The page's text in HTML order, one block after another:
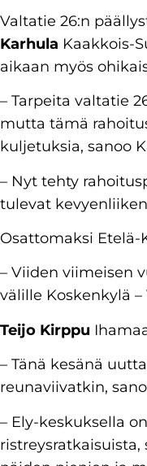
Valtatie 26:n
Karhula Kaakkois-
aikaan myös
– Tarpeita valtatie
mutta tämä
kuljetuksia, sanoo
– Nyt tehty
tulevat
Osattomaksi
– Viiden viimeisen
välille Koskenkylä
Teijo Kirppu
– Tänä kesänä
reunaviivatkin,
– Ely-keskuksella